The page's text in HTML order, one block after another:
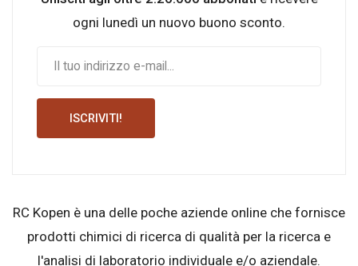
ogni lunedì un nuovo buono sconto.
ISCRIVITI!
RC Kopen è una delle poche aziende online che fornisce
prodotti chimici di ricerca di qualità per la ricerca e
l'analisi di laboratorio individuale e/o aziendale.